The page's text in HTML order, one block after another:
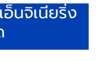
นจิเนียริ่ง